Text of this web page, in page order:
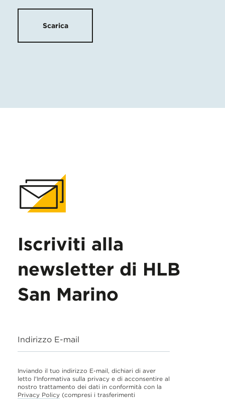
Scarica
Iscriviti alla
newsletter di HLB
San Marino
Indirizzo E-mail
Inviando il tuo indirizzo E-mail, dichiari di aver
letto l'Informativa sulla privacy e di acconsentire al
nostro trattamento dei dati in conformità con la
Privacy Policy (compresi i trasferimenti